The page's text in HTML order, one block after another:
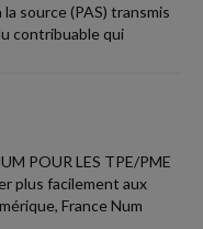
source (PAS) transmis
contribuable qui
POUR LES TPE/PME
plus facilement aux
France Num